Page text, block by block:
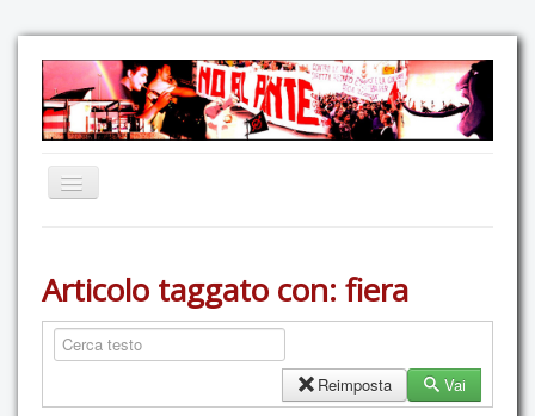
Comunicazione
Eventi
GAS Felce & Mirtillo
No Ponte!
Articolo taggato con: fiera
Vai
Reimposta